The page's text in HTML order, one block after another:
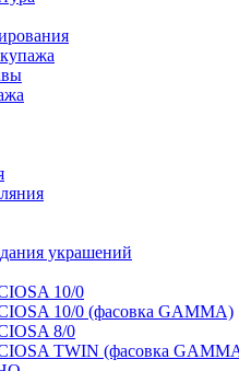
украшений
10/0
10/0 (фасовка GAMMA)
8/0
TWIN (фасовка